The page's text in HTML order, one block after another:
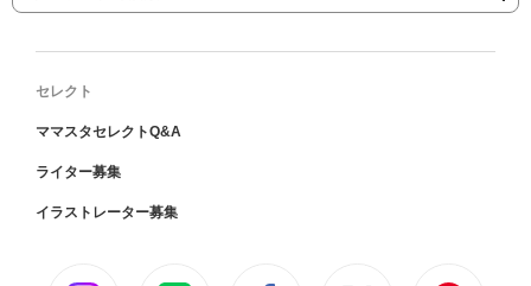
セレクト
ママスタセレクトQ&A
ライター募集
イラストレーター募集